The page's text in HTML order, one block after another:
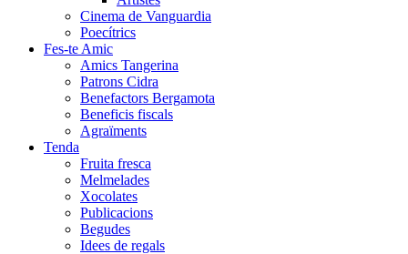
Cinema de Vanguardia
Poecítrics
Fes-te Amic
Amics Tangerina
Patrons Cidra
Benefactors Bergamota
Beneficis fiscals
Agraïments
Tenda
Fruita fresca
Melmelades
Xocolates
Publicacions
Begudes
Idees de regals